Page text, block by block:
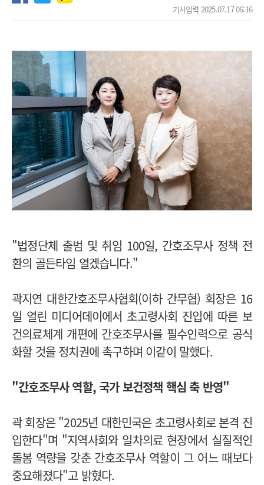
기사입력 2025.07.17 06:16
"법정단체 출범 및 취임 100일, 간호조무사 정책 전
환의 골든타임 열겠습니다."
곽지연 대한간호조무사협회(이하 간무협) 회장은 16
일 열린 미디어데이에서 초고령사회 진입에 따른 보
건의료체계 개편에 간호조무사를 필수인력으로 공식
화할 것을 정치권에 촉구하며 이같이 말했다.
"간호조무사 역할, 국가 보건정책 핵심 축 반영"
곽 회장은 "2025년 대한민국은 초고령사회로 본격 진
입한다"며 "지역사회와 일차의료 현장에서 실질적인
돌봄 역량을 갖춘 간호조무사 역할이 그 어느 때보다
중요해졌다"고 밝혔다.